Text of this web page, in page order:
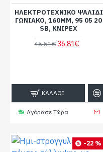
ΗΛΕΚΤΡΟΤΕΧΝΙΚΌ ΨΑΛΊΔΙ
ΓΩΝΙΑΚΌ, 160MM, 95 05 20
SB, KNIPEX
45,51€ 36,81€
ΚΑΛΆΘΙ
Αγόρασε Τώρα
-22 %